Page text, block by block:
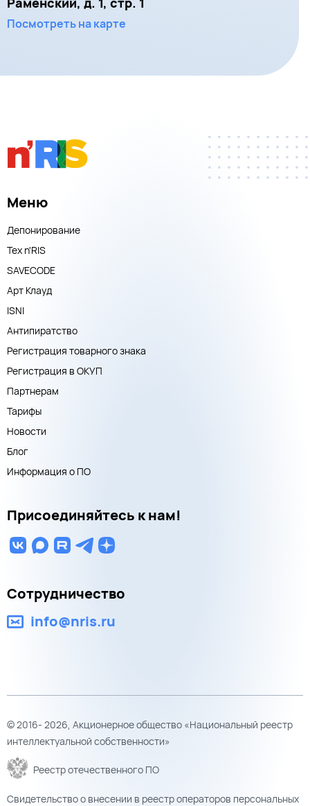
Посмотреть на карте
Меню
Депонирование
Тех n'RIS
SAVECODE
Арт Клауд
ISNI
Антипиратство
Регистрация товарного знака
Регистрация в ОКУП
Партнерам
Тарифы
Новости
Блог
Информация о ПО
Присоединяйтесь к нам!
Сотрудничество
info@nris.ru
© 2016- 2026, Акционерное общество «Национальный реестр
интеллектуальной собственности»
Реестр отечественного ПО
Свидетельство о внесении в реестр операторов персональных